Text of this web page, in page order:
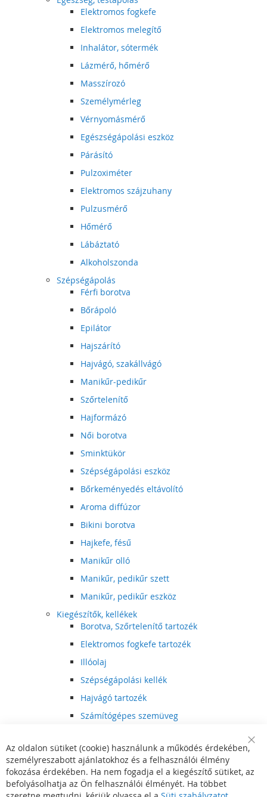
Elektromos fogkefe
Elektromos melegítő
Inhalátor, sótermék
Lázmérő, hőmérő
Masszírozó
Személymérleg
Vérnyomásmérő
Egészségápolási eszköz
Párásító
Pulzoximéter
Elektromos szájzuhany
Pulzusmérő
Hőmérő
Lábáztató
Alkoholszonda
Szépségápolás
Férfi borotva
Bőrápoló
Epilátor
Hajszárító
Hajvágó, szakállvágó
Manikűr-pedikűr
Szőrtelenítő
Hajformázó
Női borotva
Sminktükör
Szépségápolási eszköz
Bőrkeményedés eltávolító
Aroma diffúzor
Bikini borotva
Hajkefe, fésű
Manikűr olló
Manikűr, pedikűr szett
Manikűr, pedikűr eszköz
Kiegészítők, kellékek
Borotva, Szőrtelenítő tartozék
Elektromos fogkefe tartozék
Illóolaj
Szépségápolási kellék
Hajvágó tartozék
Számítógépes szemüveg
Hajvágó kiegészítő
Szórakoztató elektronika
Multimédia
DVD, BluRay lejátszó
Bar
Az oldalon sütiket (cookie) használunk a működés érdekében,
személyreszabott ajánlatokhoz és a felhasználói élmény
fokozása érdekében. Ha nem fogadja el a kiegészítő sütiket, az
befolyásolhatja az Ön felhasználói élményét. Ha többet